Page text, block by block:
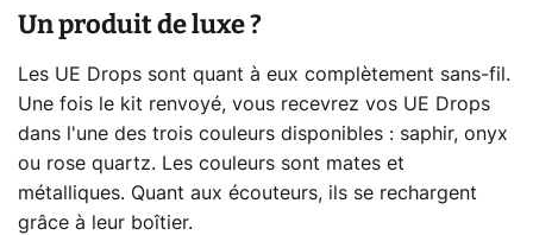
Un produit de luxe ?
Les UE Drops sont quant à eux complètement sans-fil.
Une fois le kit renvoyé, vous recevrez vos UE Drops
dans l'une des trois couleurs disponibles : saphir, onyx
ou rose quartz. Les couleurs sont mates et
métalliques. Quant aux écouteurs, ils se rechargent
grâce à leur boîtier.